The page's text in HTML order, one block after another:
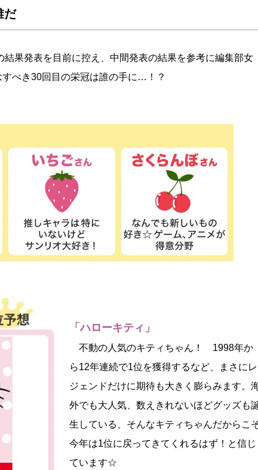
だ
果発表を目前に控え、中間発表の結果を参考に編集部女
べき30回目の栄冠は誰の手に…！？
「ハローキティ」
不動の人気のキティちゃん！ 1998年か
ら12年連続で1位を獲得するなど、まさにレ
ジェンドだけに期待も大きく膨らみます。
外でも大人気、数えきれないほどグッズも
生している、そんなキティちゃんだからこ
今年は1位に戻ってきてくれるはず！と信じ
ています☆